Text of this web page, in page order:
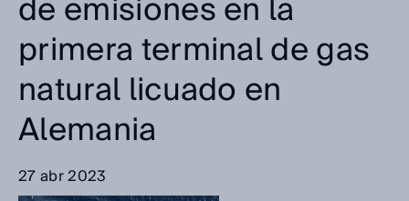
primera terminal de gas
natural licuado en
Alemania
27 abr 2023